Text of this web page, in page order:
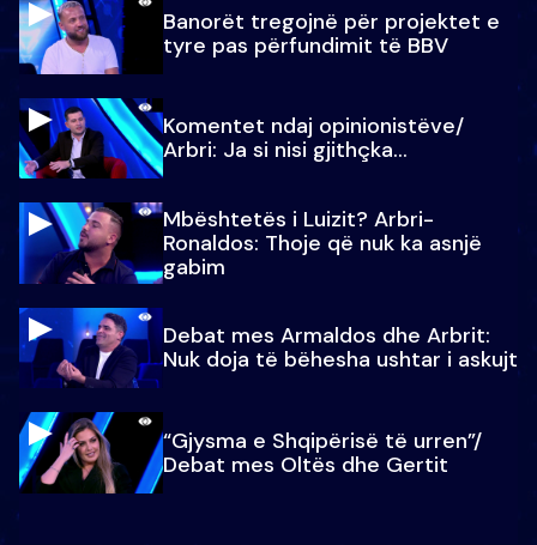
Banorët tregojnë për projektet e
tyre pas përfundimit të BBV
Komentet ndaj opinionistëve/
Arbri: Ja si nisi gjithçka…
Mbështetës i Luizit? Arbri-
Ronaldos: Thoje që nuk ka asnjë
gabim
Debat mes Armaldos dhe Arbrit:
Nuk doja të bëhesha ushtar i askujt
“Gjysma e Shqipërisë të urren”/
Debat mes Oltës dhe Gertit